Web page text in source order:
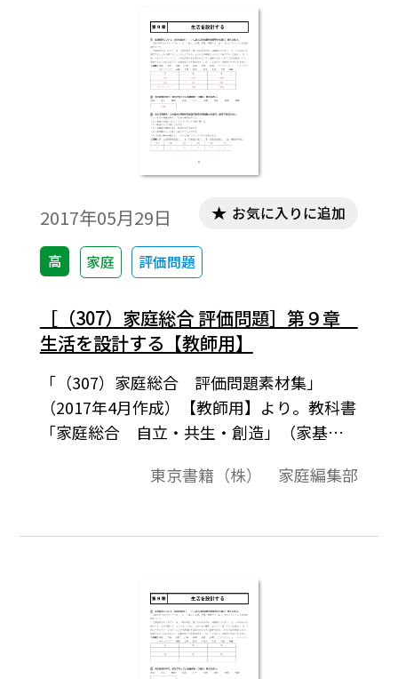
2017年05月29日
高 家庭 評価問題
お気に入りに追加
［（307）家庭総合 評価問題］第９章
生活を設計する【教師用】
「（307）家庭総合 評価問題素材集」
（2017年4月作成）【教師用】より。教科書
「家庭総合 自立・共生・創造」（家基
成29-32（2017-2020）年度用教科書。
東京書籍（株） 家庭編集部